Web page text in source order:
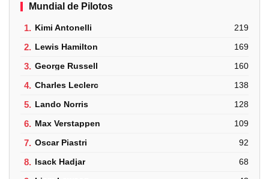
Mundial de Pilotos
1. Kimi Antonelli 219
2. Lewis Hamilton 169
3. George Russell 160
4. Charles Leclerc 138
5. Lando Norris 128
6. Max Verstappen 109
7. Oscar Piastri 92
8. Isack Hadjar 68